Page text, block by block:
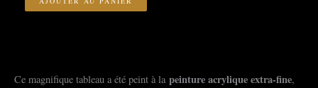
l'entrée
Ce magnifique tableau a été peint à la peinture acrylique extra-fine,